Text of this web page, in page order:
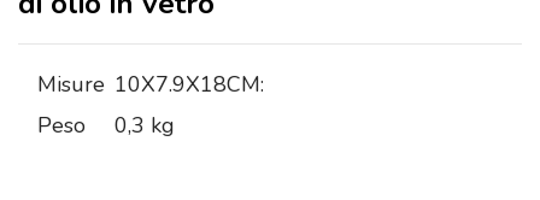
Misure 10X7.9X18CM:
Peso
0,3 kg